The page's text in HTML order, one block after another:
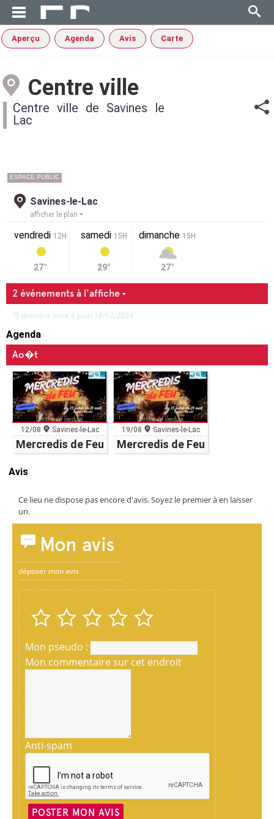
Aperçu Agenda Avis Carte
Centre ville
Centre ville de Savines le
Lac
ESPACE PUBLIC
Savines-le-Lac
afficher le plan
vendredi 12H
27°
samedi 15H
29°
dimanche 15H
27°
2 événements à l'affiche
dernière mise à jour: 18/07/2024
Agenda
Ao�t
12/08 Savines-le-Lac
Mercredis de Feu
19/08 Savines-le-Lac
Mercredis de Feu
Avis
Ce lieu ne dispose pas encore d'avis. Soyez le premier à en laisser
un.
Mon avis
déposer mon avis
Mon pseudo :
Mon commentaire sur cet endroit
Anti-spam
POSTER MON AVIS